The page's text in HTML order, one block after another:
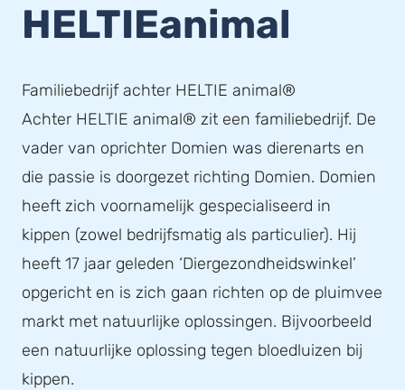
HELTIEanimal
Familiebedrijf achter HELTIE animal®
Achter HELTIE animal® zit een familiebedrijf. De
vader van oprichter Domien was dierenarts en
die passie is doorgezet richting Domien. Domien
heeft zich voornamelijk gespecialiseerd in
kippen (zowel bedrijfsmatig als particulier). Hij
heeft 17 jaar geleden ‘Diergezondheidswinkel’
opgericht en is zich gaan richten op de pluimvee
markt met natuurlijke oplossingen. Bijvoorbeeld
een natuurlijke oplossing tegen bloedluizen bij
kippen.